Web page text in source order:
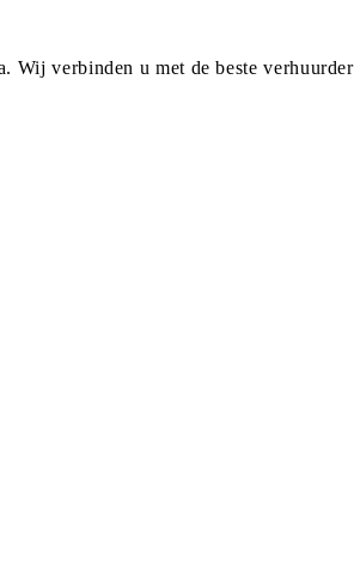
verbinden u met de beste